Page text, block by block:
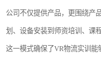
公司不仅提供产品，更围绕产
划、设备安装到师资培训、课
这一模式确保了VR物流实训